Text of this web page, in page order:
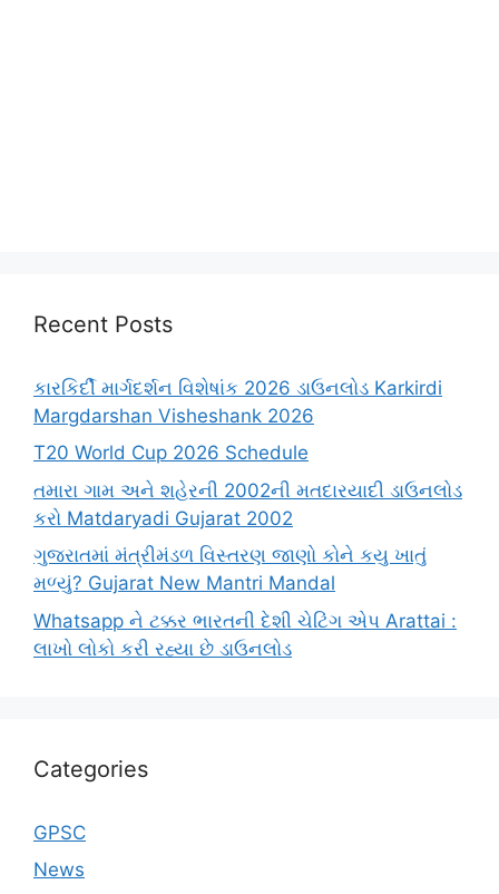
Recent Posts
કારકિર્દી માર્ગદર્શન વિશેષાંક 2026 ડાઉનલોડ Karkirdi
Margdarshan Visheshank 2026
T20 World Cup 2026 Schedule
તમારા ગામ અને શહેરની 2002ની મતદારયાદી ડાઉનલોડ
કરો Matdaryadi Gujarat 2002
ગુજરાતમાં મંત્રીમંડળ વિસ્તરણ જાણો કોને કયુ ખાતું
મળ્યું? Gujarat New Mantri Mandal
Whatsapp ને ટક્કર ભારતની દેશી ચેટિંગ એપ Arattai :
લાખો લોકો કરી રહ્યા છે ડાઉનલોડ
Categories
GPSC
News